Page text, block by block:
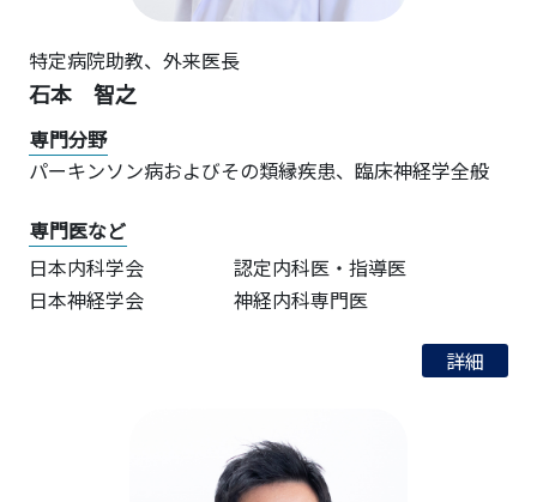
特定病院助教、外来医長
石本 智之
専門分野
パーキンソン病およびその類縁疾患、臨床神経学全般
専門医など
日本内科学会
認定内科医・指導医
日本神経学会
神経内科専門医
詳細